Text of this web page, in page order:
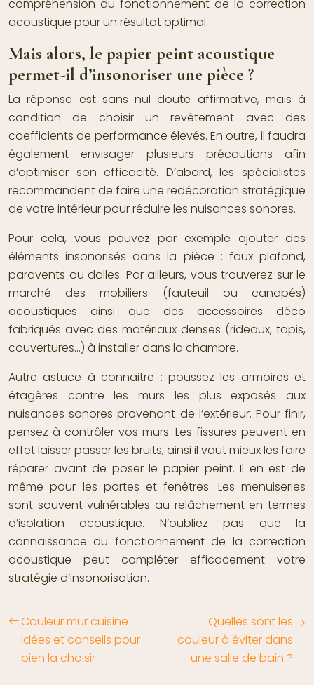
compréhension du fonctionnement de la correction
acoustique pour un résultat optimal.
Mais alors, le papier peint acoustique
permet-il d’insonoriser une pièce ?
La réponse est sans nul doute affirmative, mais à
condition de choisir un revêtement avec des
coefficients de performance élevés. En outre, il faudra
également envisager plusieurs précautions afin
d’optimiser son efficacité. D’abord, les spécialistes
recommandent de faire une redécoration stratégique
de votre intérieur pour réduire les nuisances sonores.
Pour cela, vous pouvez par exemple ajouter des
éléments insonorisés dans la pièce : faux plafond,
paravents ou dalles. Par ailleurs, vous trouverez sur le
marché des mobiliers (fauteuil ou canapés)
acoustiques ainsi que des accessoires déco
fabriqués avec des matériaux denses (rideaux, tapis,
couvertures…) à installer dans la chambre.
Autre astuce à connaitre : poussez les armoires et
étagères contre les murs les plus exposés aux
nuisances sonores provenant de l’extérieur. Pour finir,
pensez à contrôler vos murs. Les fissures peuvent en
effet laisser passer les bruits, ainsi il vaut mieux les faire
réparer avant de poser le papier peint. Il en est de
même pour les portes et fenêtres. Les menuiseries
sont souvent vulnérables au relâchement en termes
d’isolation acoustique. N’oubliez pas que la
connaissance du fonctionnement de la correction
acoustique peut compléter efficacement votre
stratégie d’insonorisation.
Couleur mur cuisine :
idées et conseils pour
bien la choisir
Quelles sont les
couleur à éviter dans
une salle de bain ?